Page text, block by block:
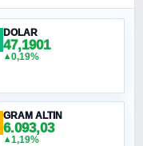
mı, Yeni
mı?
DOLAR
47,1901
▲0,19%
GRAM ALTIN
6.093,03
▲1,19%